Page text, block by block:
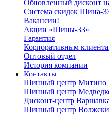
Обновленный дисконт
Система скидок Шина-
Вакансии!
Акции «Шины-33»
Гарантия
Корпоративным
Оптовый отдел
История компании
Контакты
Шинный центр Митино
Шинный центр
Дисконт-центр Варшавка
Шинный центр